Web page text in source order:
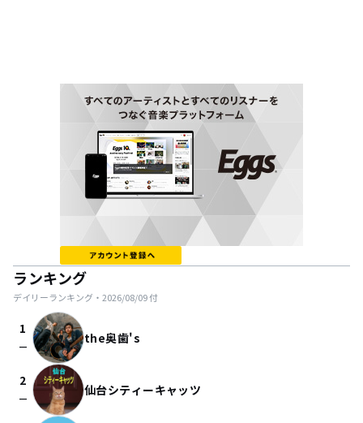
ランキング
デイリーランキング・ 2026/08/09付
1
check_indeterminate_small the奥歯's
2
check_indeterminate_small 仙台シティーキャッツ